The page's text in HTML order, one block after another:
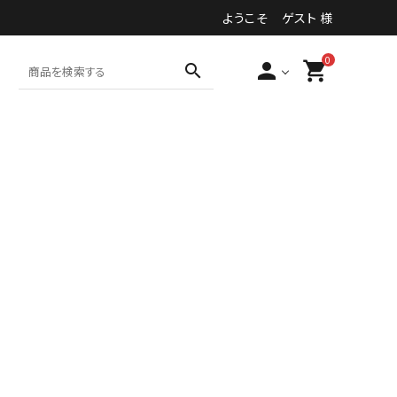
ようこそ ゲスト 様
search person 0
shopping_cart